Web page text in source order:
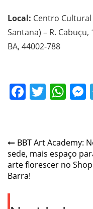
Local: Centro Cultural
Santana) – R.
BA, 44002-788
Post
navigation
BBT Art Academy:
sede, mais espaço
arte florescer no
Barra!